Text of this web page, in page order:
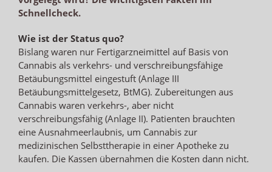
Schnellcheck.
Wie ist der Status quo?
Bislang waren nur Fertigarzneimittel auf Basis von
Cannabis als verkehrs- und verschreibungsfähige
Betäubungsmittel eingestuft (Anlage III
Betäubungsmittelgesetz, BtMG). Zubereitungen aus
Cannabis waren verkehrs-, aber nicht
verschreibungsfähig (Anlage II). Patienten brauchten
eine Ausnahmeerlaubnis, um Cannabis zur
medizinischen Selbsttherapie in einer Apotheke zu
kaufen. Die Kassen übernahmen die Kosten dann nicht.